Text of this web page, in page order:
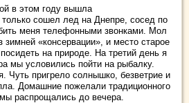
в этом году вышла
только сошел лед на Днепре, сосед по
меня телефонными звонками. Мол
зимней «консервации», и место старое
на природе. На третий день я
мы условились пойти на рыбалку.
Чуть пригрело солнышко, безветрие и
Домашние пожелали традиционного
распрощались до вечера.